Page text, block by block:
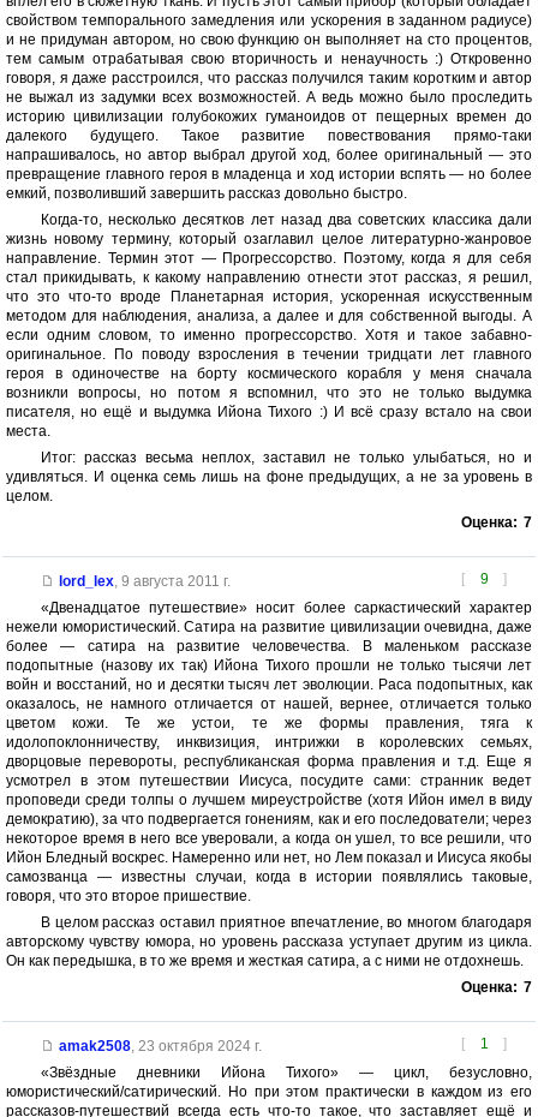
свойством темпорального замедления или ускорения в заданном радиусе)
и не придуман автором, но свою функцию он выполняет на сто процентов,
тем самым отрабатывая свою вторичность и ненаучность :) Откровенно
говоря, я даже расстроился, что рассказ получился таким коротким и автор
не выжал из задумки всех возможностей. А ведь можно было проследить
историю цивилизации голубокожих гуманоидов от пещерных времен до
далекого будущего. Такое развитие повествования прямо-таки
напрашивалось, но автор выбрал другой ход, более оригинальный — это
превращение главного героя в младенца и ход истории вспять — но более
емкий, позволивший завершить рассказ довольно быстро.
Когда-то, несколько десятков лет назад два советских классика дали
жизнь новому термину, который озаглавил целое литературно-жанровое
направление. Термин этот — Прогрессорство. Поэтому, когда я для себя
стал прикидывать, к какому направлению отнести этот рассказ, я решил,
что это что-то вроде Планетарная история, ускоренная искусственным
методом для наблюдения, анализа, а далее и для собственной выгоды. А
если одним словом, то именно прогрессорство. Хотя и такое забавно-
оригинальное. По поводу взросления в течении тридцати лет главного
героя в одиночестве на борту космического корабля у меня сначала
возникли вопросы, но потом я вспомнил, что это не только выдумка
писателя, но ещё и выдумка Ийона Тихого :) И всё сразу встало на свои
места.
Итог: рассказ весьма неплох, заставил не только улыбаться, но и
удивляться. И оценка семь лишь на фоне предыдущих, а не за уровень в
целом.
Оценка: 7
[ 9 ]
lord_lex, 9 августа 2011 г.
«Двенадцатое путешествие» носит более саркастический характер
нежели юмористический. Сатира на развитие цивилизации очевидна, даже
более — сатира на развитие человечества. В маленьком рассказе
подопытные (назову их так) Ийона Тихого прошли не только тысячи лет
войн и восстаний, но и десятки тысяч лет эволюции. Раса подопытных, как
оказалось, не намного отличается от нашей, вернее, отличается только
цветом кожи. Те же устои, те же формы правления, тяга к
идолопоклонничеству, инквизиция, интрижки в королевских семьях,
дворцовые перевороты, республиканская форма правления и т.д. Еще я
усмотрел в этом путешествии Иисуса, посудите сами: странник ведет
проповеди среди толпы о лучшем миреустройстве (хотя Ийон имел в виду
демократию), за что подвергается гонениям, как и его последователи; через
некоторое время в него все уверовали, а когда он ушел, то все решили, что
Ийон Бледный воскрес. Намеренно или нет, но Лем показал и Иисуса якобы
самозванца — известны случаи, когда в истории появлялись таковые,
говоря, что это второе пришествие.
В целом рассказ оставил приятное впечатление, во многом благодаря
авторскому чувству юмора, но уровень рассказа уступает другим из цикла.
Он как передышка, в то же время и жесткая сатира, а с ними не отдохнешь.
Оценка: 7
[ 1 ]
amak2508, 23 октября 2024 г.
«Звёздные дневники Ийона Тихого» — цикл, безусловно,
юмористический/сатирический. Но при этом практически в каждом из его
рассказов-путешествий всегда есть что-то такое, что заставляет ещё и